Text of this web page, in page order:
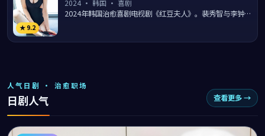
★ 9.2
2024· 韩国 · 喜剧
2024年韩国治愈喜剧电视剧《红豆夫人》。裴秀智与李钟硕
人气日剧 · 治愈职场
日剧人气 查看更多 →